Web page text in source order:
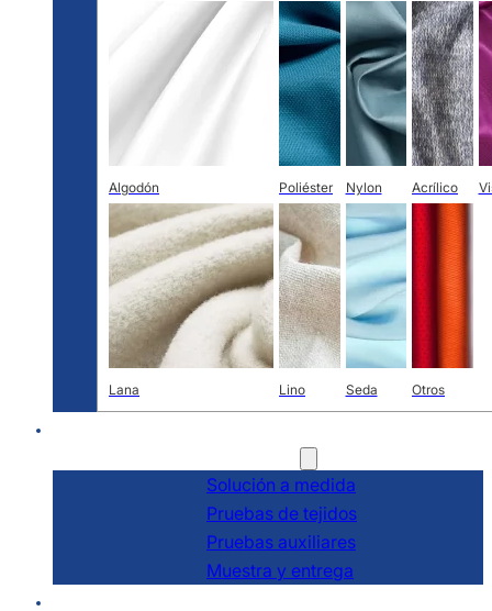
Algodón Poliéster Nylon Acrílico
Lana Lino Seda Otros
Solución a medida
Pruebas de tejidos
Pruebas auxiliares
Muestra y entrega